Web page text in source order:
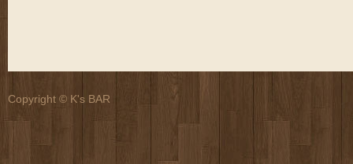
Copyright © K's BAR